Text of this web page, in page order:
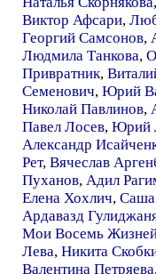
Виктор Афсари,
Георгий Самсонов,
Людмила Танкова,
Привратник,
Семенович, Юрий
Николай Павлинов,
Павел Лосев, Юрий
Александр
Рет, Вячеслав
Пуханов, Адил
Елена Хохлич,
Ардавазд
Мои Восемь
Лева, Никита
Валентина Петряева